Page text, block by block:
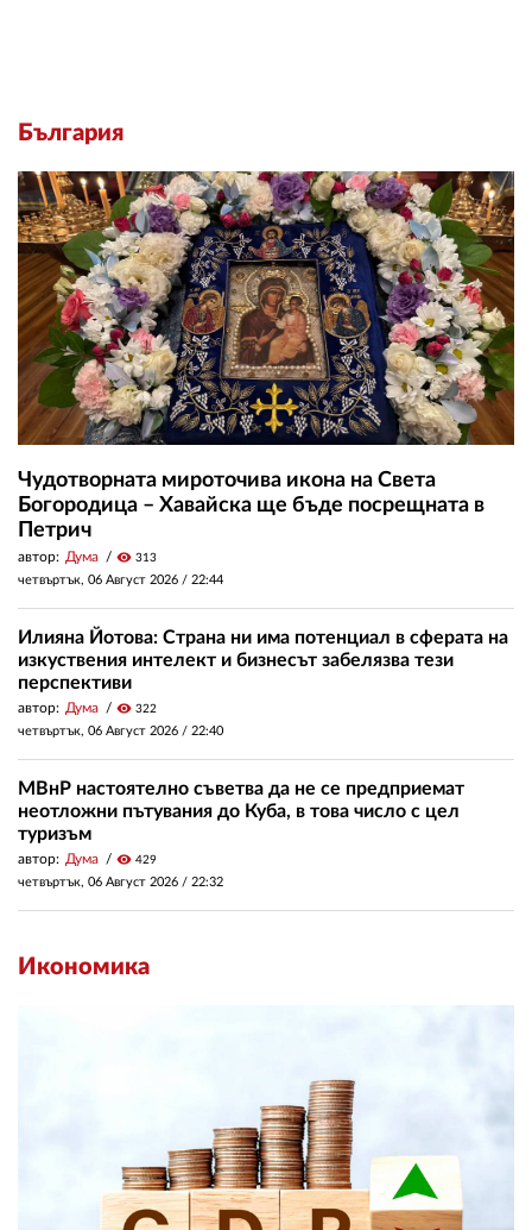
България
Чудотворната мироточива икона на Света
Богородица – Хавайска ще бъде посрещната в
Петрич
автор: Дума visibility 313
четвъртък, 06 Август 2026 / 22:44
Илияна Йотова: Страна ни има потенциал в сферата на
изкуствения интелект и бизнесът забелязва тези
перспективи
автор: Дума visibility 322
четвъртък, 06 Август 2026 / 22:40
МВнР настоятелно съветва да не се предприемат
неотложни пътувания до Куба, в това число с цел
туризъм
автор: Дума visibility 429
четвъртък, 06 Август 2026 / 22:32
Икономика